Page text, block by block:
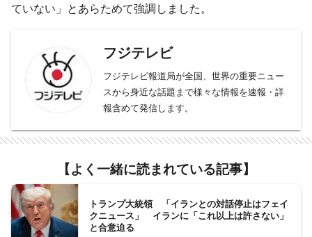
ていない」とあらためて強調しました。
フジテレビ
フジテレビ報道局が全国、世界の重要ニュー
スから身近な話題まで様々な情報を速報・詳
報含めて発信します。
【よく一緒に読まれている記事】
トランプ大統領 「イランとの対話停止はフェイ
クニュース」 イランに「これ以上は許さない」
と合意迫る